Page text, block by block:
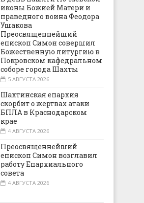
иконы Божией Матери и
праведного воина Феодора
Ушакова
Преосвященнейший
епископ Симон совершил
Божественную литургию в
Покровском кафедральном
соборе города Шахты
5 АВГУСТА 2026
Шахтинская епархия
скорбит о жертвах атаки
БПЛА в Краснодарском
крае
4 АВГУСТА 2026
Преосвященнейший
епископ Симон возглавил
работу Епархиального
совета
4 АВГУСТА 2026